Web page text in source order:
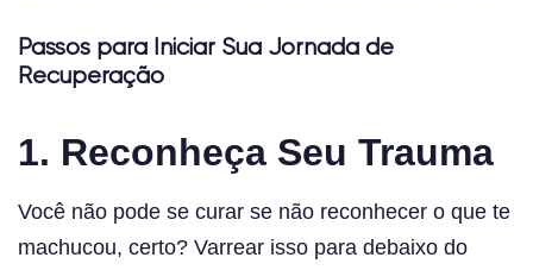
Passos para Iniciar Sua Jornada de
Recuperação
1. Reconheça Seu Trauma
Você não pode se curar se não reconhecer o que te
machucou, certo? Varrear isso para debaixo do